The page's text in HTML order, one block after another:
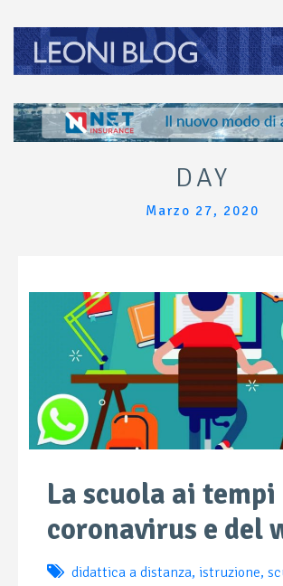
DAY
Marzo 27, 2020
La scuola ai tempi
coronavirus e del
didattica a distanza, istruzione,